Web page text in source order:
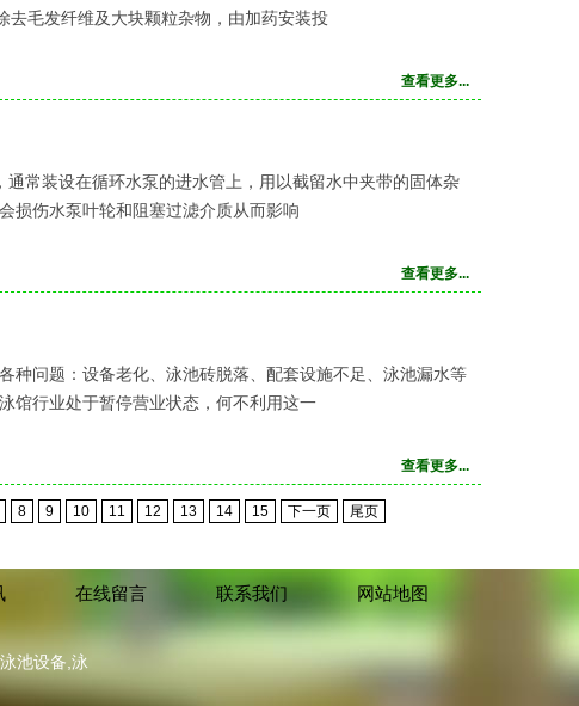
去毛发纤维及大块颗粒杂物，由加药安装投
查看更多...
常装设在循环水泵的进水管上，用以截留水中夹带的固体杂
损伤水泵叶轮和阻塞过滤介质从而影响
查看更多...
种问题：设备老化、泳池砖脱落、配套设施不足、泳池漏水等
馆行业处于暂停营业状态，何不利用这一
查看更多...
8 9 10 11 12 13 14 15 下一页 尾页
在线留言 联系我们 网站地图
池设备,泳